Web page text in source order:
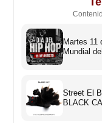
Martes 11
Mundial
Street El
BLACK